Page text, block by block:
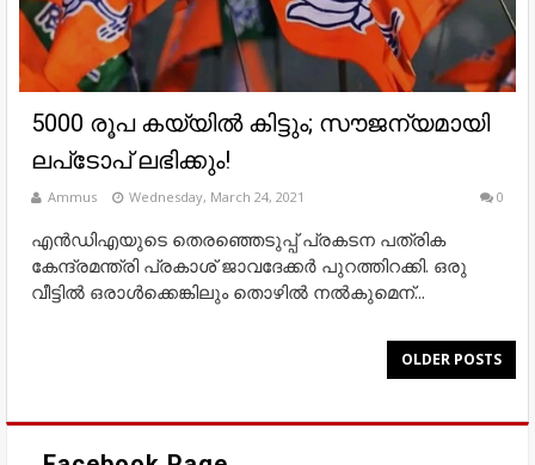
5000 രൂപ കയ്യിൽ കിട്ടും; സൗജന്യമായി
ലപ്‌ടോപ് ലഭിക്കും!
Ammus Wednesday, March 24, 2021 0
എൻഡിഎയുടെ തെരഞ്ഞെടുപ്പ് പ്രകടന പത്രിക
കേന്ദ്രമന്ത്രി പ്രകാശ് ജാവദേക്കർ പുറത്തിറക്കി. ഒരു
വീട്ടിൽ ഒരാൾക്കെങ്കിലും തൊഴിൽ നൽകുമെന്...
OLDER POSTS